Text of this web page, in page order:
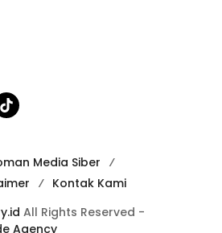
Media Siber
Kontak Kami
All Rights Reserved -
Agency